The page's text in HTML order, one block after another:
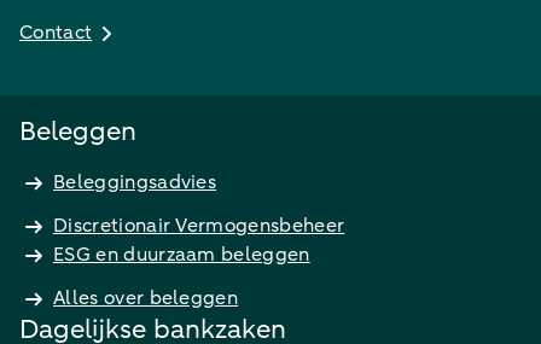
Contact
Beleggen
Beleggingsadvies
Discretionair Vermogensbeheer
ESG en duurzaam beleggen
Alles over beleggen
Dagelijkse bankzaken